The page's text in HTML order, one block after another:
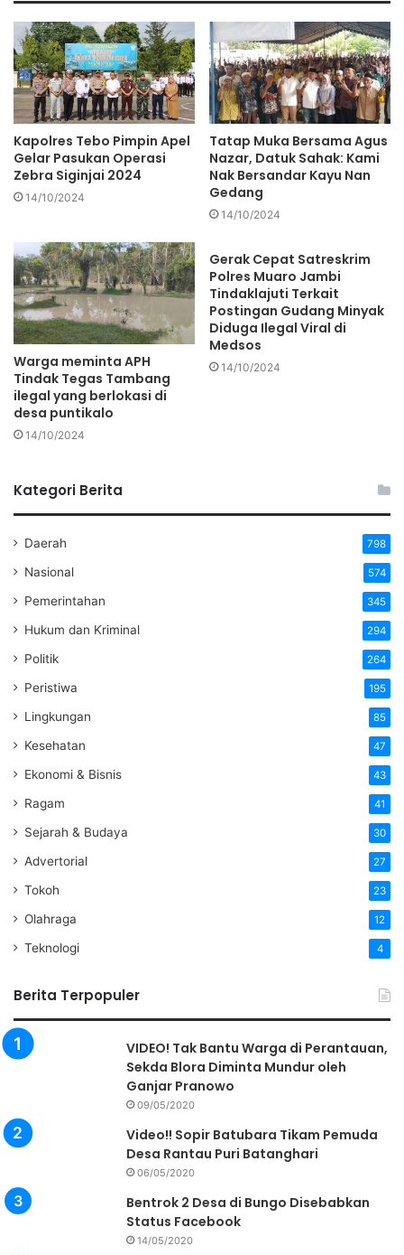
Kapolres Tebo Pimpin Apel
Gelar Pasukan Operasi
Zebra Siginjai 2024
14/10/2024
Tatap Muka Bersama Agus
Nazar, Datuk Sahak: Kami
Nak Bersandar Kayu Nan
Gedang
14/10/2024
Warga meminta APH
Tindak Tegas Tambang
ilegal yang berlokasi di
desa puntikalo
14/10/2024
Gerak Cepat Satreskrim
Polres Muaro Jambi
Tindaklajuti Terkait
Postingan Gudang Minyak
Diduga Ilegal Viral di
Medsos
14/10/2024
Kategori Berita
Daerah 798
Nasional 574
Pemerintahan 345
Hukum dan Kriminal 294
Politik 264
Peristiwa 195
Lingkungan 85
Kesehatan 47
Ekonomi & Bisnis 43
Ragam 41
Sejarah & Budaya 30
Advertorial 27
Tokoh 23
Olahraga 12
Teknologi 4
Berita Terpopuler
VIDEO! Tak Bantu Warga di Perantauan,
Sekda Blora Diminta Mundur oleh
Ganjar Pranowo
09/05/2020
Video!! Sopir Batubara Tikam Pemuda
Desa Rantau Puri Batanghari
06/05/2020
Bentrok 2 Desa di Bungo Disebabkan
Status Facebook
14/05/2020